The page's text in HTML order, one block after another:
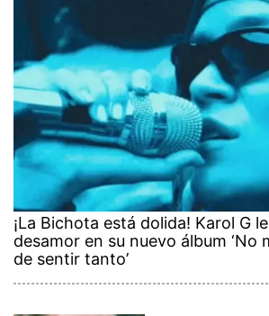
¡La Bichota está dolida! Karol G
desamor en su nuevo álbum ‘No
de sentir tanto’